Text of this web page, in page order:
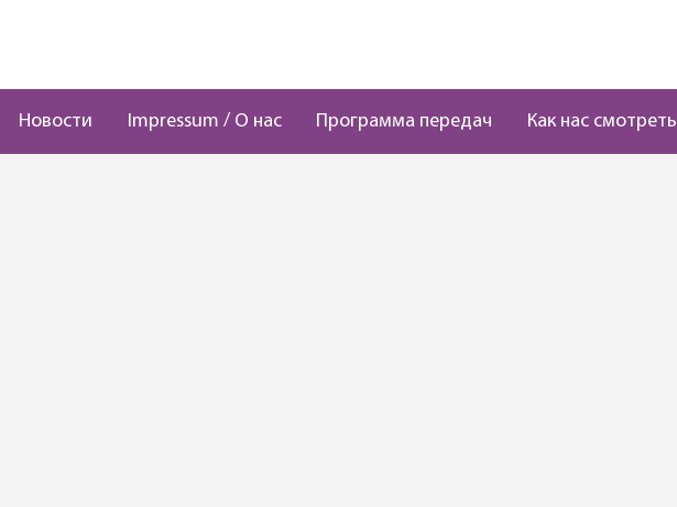
Новости Impressum / О нас Программа передач Как нас смотреть